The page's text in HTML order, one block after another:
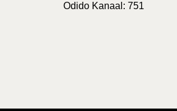
Odido Kanaal: 751